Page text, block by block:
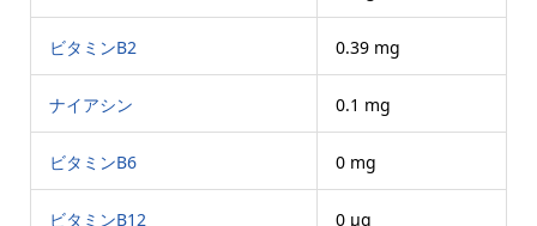
ビタミンB2 0.39 mg
ナイアシン 0.1 mg
ビタミンB6 0 mg
ビタミンB12 0 μg